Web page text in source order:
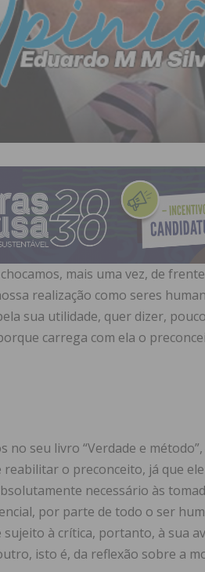
mais uma vez, de
realização como seres
sua utilidade, quer dizer,
carrega com ela o
no seu livro “Verdade e
o preconceito, já que
necessário às
por parte de todo o ser
à crítica, portanto, à sua
isto é, da reflexão sobre a